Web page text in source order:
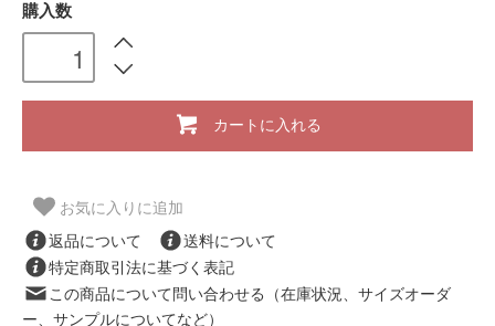
購入数
カートに入れる
お気に入りに追加
返品について
送料について
特定商取引法に基づく表記
この商品について問い合わせる（在庫状況、サイズオーダ
ー、サンプルについてなど）